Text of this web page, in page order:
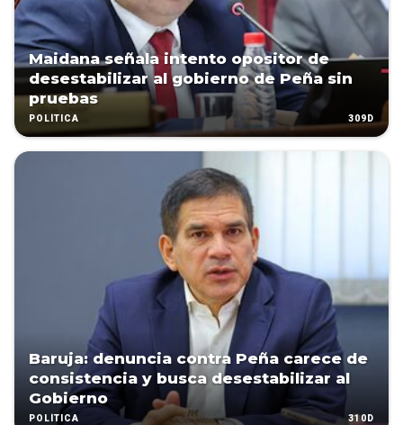
Maidana señala intento opositor de
desestabilizar al gobierno de Peña sin
pruebas
POLÍTICA 309D
Baruja: denuncia contra Peña carece de
consistencia y busca desestabilizar al
Gobierno
POLÍTICA 310D